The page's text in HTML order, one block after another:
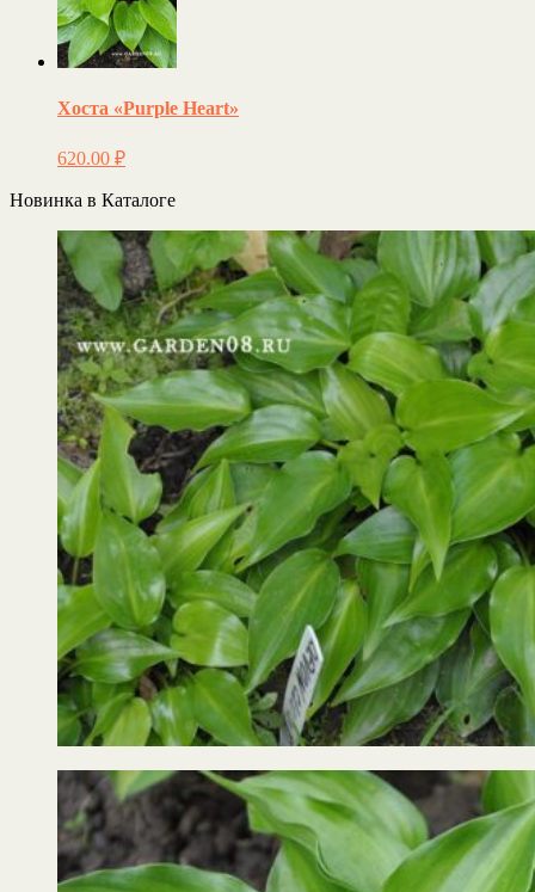
Хоста «Purple Heart»
620.00 ₽
Новинка в Каталоге